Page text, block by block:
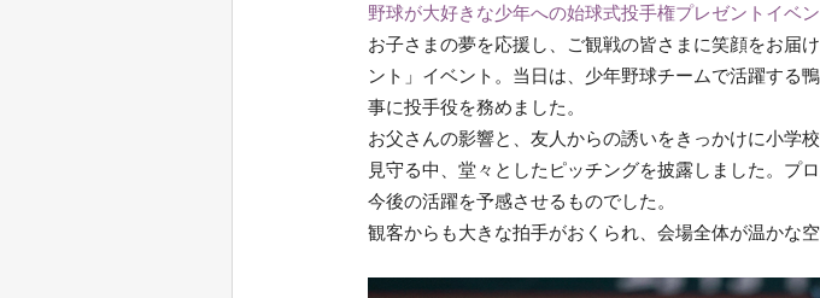
野球が大好きな少年への始球式投手権プレゼントイベン
お子さまの夢を応援し、ご観戦の皆さまに笑顔をお届
ント」イベント。当日は、少年野球チームで活躍する
事に投手役を務めました。
お父さんの影響と、友人からの誘いをきっかけに小学
見守る中、堂々としたピッチングを披露しました。プ
今後の活躍を予感させるものでした。
観客からも大きな拍手がおくられ、会場全体が温かな空